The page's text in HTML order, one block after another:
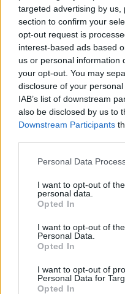
targeted advertising by
section to confirm your
opt-out request is
interest-based ads based
us or personal information
your opt-out. You may
disclosure of your
IAB’s list of downstream
also be disclosed by us to
Downstream Participants
Personal Data
I want to opt-out of
personal data.
Opted In
I want to opt-out of
Personal Data.
Opted In
I want to opt-out of
Personal Data for
Opted In
UNE